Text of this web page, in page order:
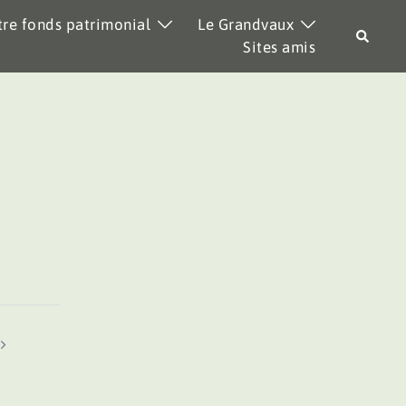
fonds patrimonial
Le Grandvaux
Sites amis